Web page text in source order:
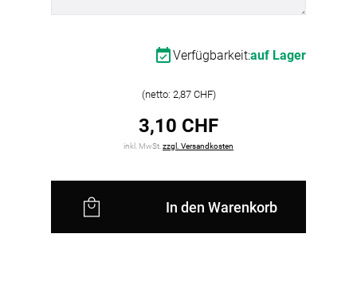
Verfügbarkeit:auf Lager
(netto: 2,87 CHF)
3,10 CHF
inkl. MwSt.zzgl. Versandkosten
In den Warenkorb